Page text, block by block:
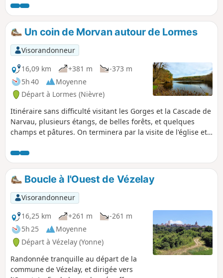
hauteurs.
Un coin de Morvan autour de Lormes
Visorandonneur
16,09 km
+381 m
-373 m
5h 40
Moyenne
Départ à Lormes (Nièvre)
Itinéraire sans difficulté visitant les Gorges et la Cascade de
Narvau, plusieurs étangs, de belles forêts, et quelques
champs et pâtures. On terminera par la visite de l'église et
Alban.Nécessite un bon sens de l’orientation et, si possible,
l’utilisation de la trace gpx.
Boucle à l'Ouest de Vézelay
Visorandonneur
16,25 km
+261 m
-261 m
5h 25
Moyenne
Départ à Vézelay (Yonne)
Randonnée tranquille au départ de la
commune de Vézelay, et dirigée vers